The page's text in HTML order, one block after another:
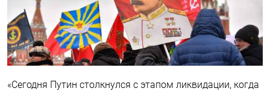
«Сегодня Путин столкнулся с этапом ликвидации, когда